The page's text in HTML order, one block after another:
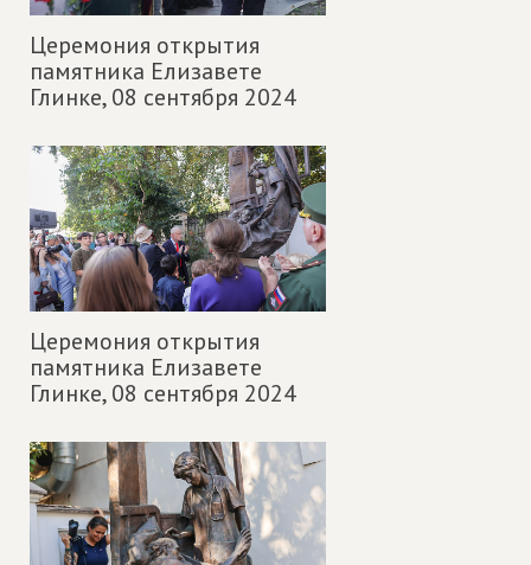
Церемония открытия
памятника Елизавете
Глинке,08 сентября 2024
Церемония открытия
памятника Елизавете
Глинке,08 сентября 2024